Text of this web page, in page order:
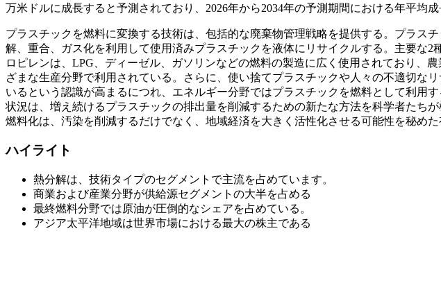
万米ドルに成長すると予測されており、2026年から2034年の予測期間における年平均成
プラスチックを燃料に変換する技術は、包括的な廃棄物管理戦略を提供する。プラス
解、重合、ガス化を利用して使用済みプラスチックを液体にリサイクルする。主要な2
ロピレンは、LPG、ディーゼル、ガソリンなどの燃料の製造に広く使用されており、
ざまな生産分野で利用されている。さらに、使い捨てプラスチックや人々の不適切な
いるという認識が高まるにつれ、エネルギー分野ではプラスチックを燃料として利用
状況は、増え続けるプラスチックの排出量を削減するための新たな方法を科学者たち
燃料化は、汚染を削減するだけでなく、地域経済を大きく活性化させる可能性を秘めた
ハイライト
熱分解は、技術タイプのセグメントで主流を占めています。
商業および産業分野が供給源セグメントの大半を占める
最終燃料分野では原油が圧倒的なシェアを占めている。
アジア太平洋地域は世界市場における最大の株主である